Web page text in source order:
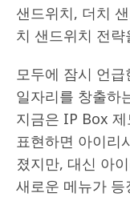
샌드위치, 더치
치 샌드위치 전
모두에 잠시 언
일자리를 창출하
지금은 IP Box
표현하면 아이리
졌지만, 대신 아
새로운 메뉴가